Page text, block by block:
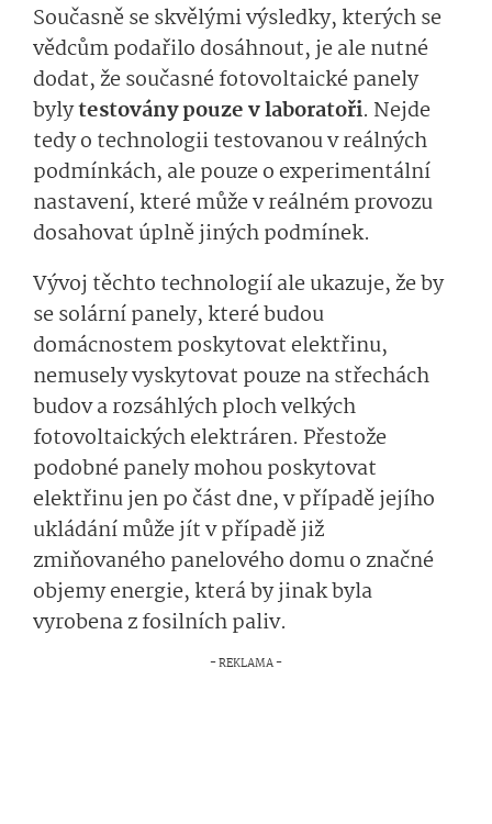
Současně se skvělými výsledky, kterých se
vědcům podařilo dosáhnout, je ale nutné
dodat, že současné fotovoltaické panely
bylytestovány pouze v laboratoři. Nejde
tedy o technologii testovanou v reálných
podmínkách, ale pouze o experimentální
nastavení, které může v reálném provozu
dosahovat úplně jiných podmínek.
Vývoj těchto technologií ale ukazuje, že by
se solární panely, které budou
domácnostem poskytovat elektřinu,
nemusely vyskytovat pouze na střechách
budov a rozsáhlých ploch velkých
fotovoltaických elektráren. Přestože
podobné panely mohou poskytovat
elektřinu jen po část dne, v případě jejího
ukládání může jít v případě již
zmiňovaného panelového domu o značné
objemy energie, která by jinak byla
vyrobena z fosilních paliv.